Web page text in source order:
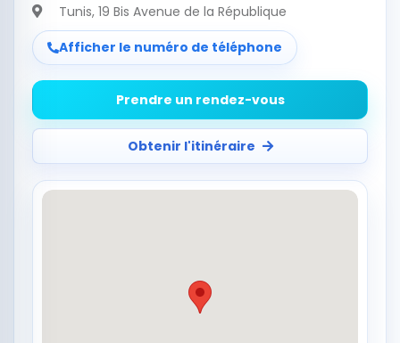
Tunis, 19 Bis Avenue de la République
Afficher le numéro de téléphone
Prendre un rendez-vous
Obtenir l'itinéraire